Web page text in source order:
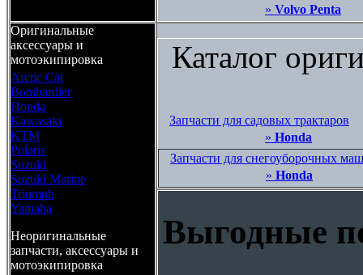
Оригинальные
аксессуары и
мотоэкипировка
Arctic Cat
Bombardier
Honda
Kawasaki
KTM
Polaris
Suzuki
Suzuki Marine
Triumph
Yamaha
Неоригинальные
запчасти, аксессуары и
мотоэкипировка
» Volvo Penta
Каталог
Запчасти для садовых трактаров
» Honda
Запчасти для снегоуборочных
» Honda
Выгодные